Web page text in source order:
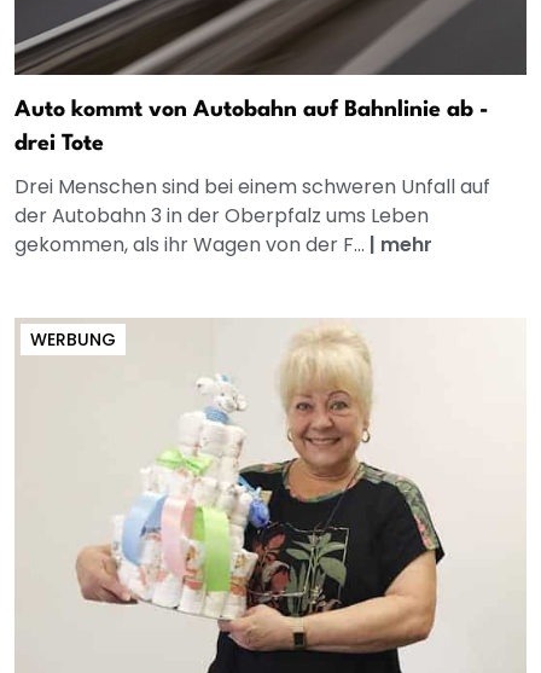
Auto kommt von Autobahn auf Bahnlinie ab -
drei Tote
Drei Menschen sind bei einem schweren Unfall auf
der Autobahn 3 in der Oberpfalz ums Leben
gekommen, als ihr Wagen von der F... | mehr
WERBUNG